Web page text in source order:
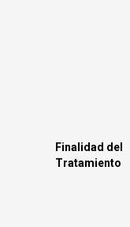
Finalidad del
Tratamiento